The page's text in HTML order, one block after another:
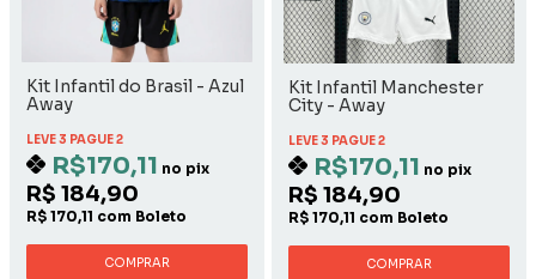
Kit Infantil do Brasil - Azul
Away
LEVE 3 PAGUE 2
R$170,11 no pix
R$ 184,90
R$ 170,11 com Boleto
COMPRAR
Kit Infantil Manchester
City - Away
LEVE 3 PAGUE 2
R$170,11 no pix
R$ 184,90
R$ 170,11 com Boleto
COMPRAR